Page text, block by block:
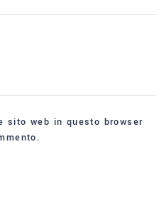
sito web in questo browser